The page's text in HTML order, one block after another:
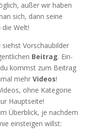
außer wir haben
sich, dann sei­ne
Welt!
siehst Vor­schau­bil­der
Bei­trag. Ein­
kommst zum Bei­trag
mehr Vide­os!
ohne Kate­go­rie
Hauptseite!
Über­blick, je nach­dem
ein­stei­gen willst: